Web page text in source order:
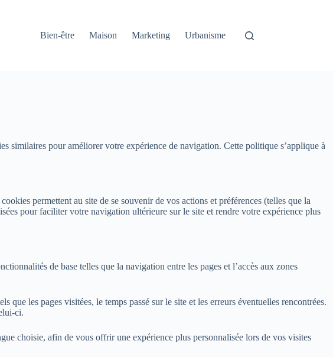
Bien-être Maison Marketing Urbanisme
similaires pour améliorer votre expérience de navigation. Cette politique s’applique à
permettent au site de se souvenir de vos actions et préférences (telles que la
pour faciliter votre navigation ultérieure sur le site et rendre votre expérience plus
de base telles que la navigation entre les pages et l’accès aux zones
les pages visitées, le temps passé sur le site et les erreurs éventuelles rencontrées.
ci.
choisie, afin de vous offrir une expérience plus personnalisée lors de vos visites